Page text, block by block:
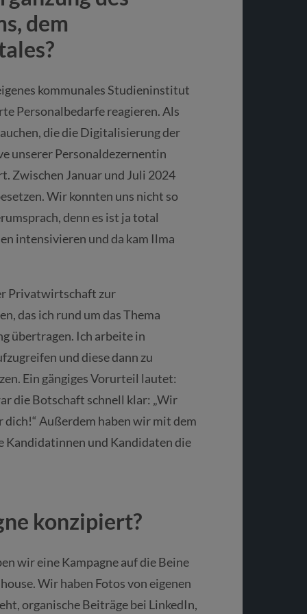
dem
kommunales Studieninstitut
Personalbedarfe reagieren. Als
die die Digitalisierung der
unserer Personaldezernentin
Zwischen Januar und Juli 2024
Wir konnten uns nicht so
denn es ist ja total
intensivieren und da kam Ilma
Privatwirtschaft zur
das ich rund um das Thema
übertragen. Ich arbeite in
und diese dann zu
Ein gängiges Vorurteil lautet:
die Botschaft schnell klar: „Wir
dich!“ Außerdem haben wir mit dem
Kandidatinnen und Kandidaten die
konzipiert?
wir eine Kampagne auf die Beine
Wir haben Fotos von eigenen
organische Beiträge bei LinkedIn,